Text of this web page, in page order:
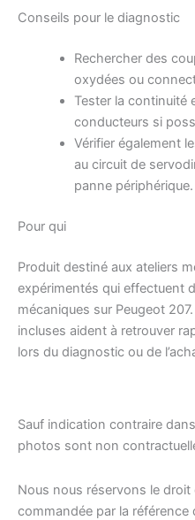
Conseils pour le diagnostic
Rechercher des
oxydées ou
Tester la continuité
conducteurs si
Vérifier également
au circuit de
panne périphérique.
Pour qui
Produit destiné aux ateliers
expérimentés qui effectuent
mécaniques sur Peugeot
incluses aident à retrouver
lors du diagnostic ou de
Sauf indication contraire
photos sont non
Nous nous réservons le
commandée par la